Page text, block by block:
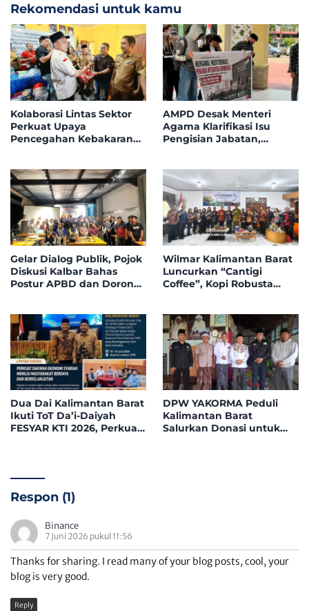
Rekomendasi untuk kamu
Kolaborasi Lintas Sektor
Perkuat Upaya
Pencegahan Kebakaran
AMPD Desak Menteri
Agama Klarifikasi Isu
Pengisian Jabatan,
Bidding
Gelar Dialog Publik, Pojok
Diskusi Kalbar Bahas
Postur APBD dan Dorong
Pusat
Wilmar Kalimantan Barat
Luncurkan “Cantigi
Coffee”, Kopi Robusta
Kabupaten Landak
Dua Dai Kalimantan Barat
Ikuti ToT Da’i-Daiyah
FESYAR KTI 2026, Perkuat
DPW YAKORMA Peduli
Kalimantan Barat
Salurkan Donasi untuk
Respon (1)
Binance
7 Juni 2026 pukul 11:56
Thanks for sharing. I read many of your blog posts, cool, your
blog is very good.
Reply